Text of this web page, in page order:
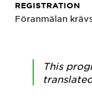
This
REGISTRATION
Föranmälan